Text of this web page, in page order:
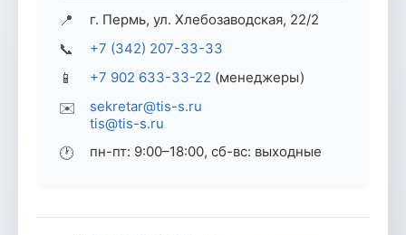
📍 г. Пермь, ул. Хлебозаводская, 22/2
📞 +7 (342) 207-33-33
📱 +7 902 633-33-22 (менеджеры)
✉️
sekretar@tis-s.ru
tis@tis-s.ru
🕐 пн-пт: 9:00–18:00, сб-вс: выходные